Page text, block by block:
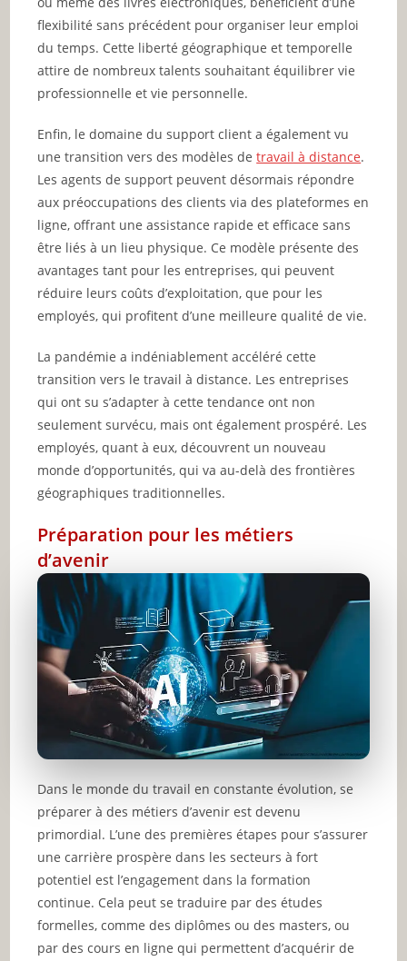
flexibilité sans précédent pour organiser leur emploi
du temps. Cette liberté géographique et temporelle
attire de nombreux talents souhaitant équilibrer vie
professionnelle et vie personnelle.
Enfin, le domaine du support client a également vu
une transition vers des modèles detravail à distance.
Les agents de support peuvent désormais répondre
aux préoccupations des clients via des plateformes en
ligne, offrant une assistance rapide et efficace sans
être liés à un lieu physique. Ce modèle présente des
avantages tant pour les entreprises, qui peuvent
réduire leurs coûts d’exploitation, que pour les
employés, qui profitent d’une meilleure qualité de vie.
La pandémie a indéniablement accéléré cette
transition vers le travail à distance. Les entreprises
qui ont su s’adapter à cette tendance ont non
seulement survécu, mais ont également prospéré. Les
employés, quant à eux, découvrent un nouveau
monde d’opportunités, qui va au-delà des frontières
géographiques traditionnelles.
Préparation pour les métiers
d’avenir
Dans le monde du travail en constante évolution, se
préparer à des métiers d’avenir est devenu
primordial. L’une des premières étapes pour s’assurer
une carrière prospère dans les secteurs à fort
potentiel est l’engagement dans la formation
continue. Cela peut se traduire par des études
formelles, comme des diplômes ou des masters, ou
par des cours en ligne qui permettent d’acquérir de